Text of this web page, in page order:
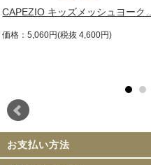
CAPEZIO キッズメッシュヨーク…
価格：5,060円(税抜 4,600円)
お支払い方法